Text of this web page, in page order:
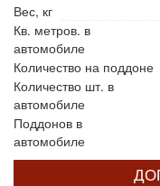
Вес, кг
Кв. метров. в
автомобиле
Количество на поддоне
Количество шт. в
автомобиле
Поддонов в
автомобиле